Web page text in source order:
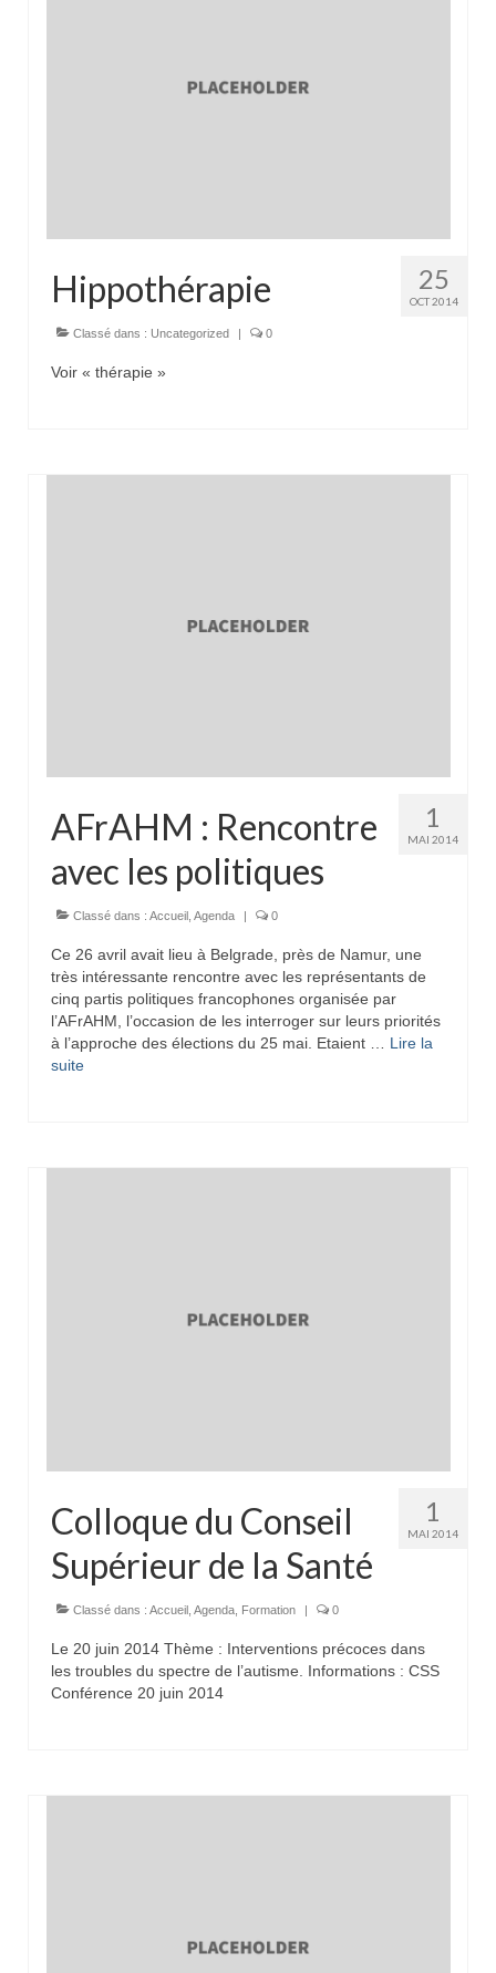
25
OCT 2014
Hippothérapie
Classé dans : Uncategorized | 0
Voir « thérapie »
1
MAI 2014
AFrAHM : Rencontre
avec les politiques
Classé dans : Accueil Agenda 0
Ce 26 avril avait lieu à Belgrade, près de Namur, une
très intéressante rencontre avec les représentants de
cinq partis politiques francophones organisée par
l’AFrAHM, l’occasion de les interroger sur leurs priorités
à l’approche des élections du 25 mai. Etaient … Lire la
suite­­
1
MAI 2014
Colloque du Conseil
Supérieur de la Santé
Classé dans : Accueil Agenda Formation | 0
Le 20 juin 2014 Thème : Interventions précoces dans
les troubles du spectre de l’autisme. Informations : CSS
Conférence 20 juin 2014